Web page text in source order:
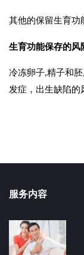
其他的保留生育功
生育功能保存的风
冷冻卵子,精子和
发症，出生缺陷的
服务内容